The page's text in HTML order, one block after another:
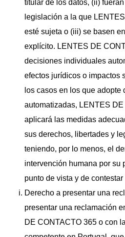
titular de los datos, (ii)
legislación a la que
esté sujeta o (iii) se basen
explícito. LENTES DE
decisiones individuales
efectos jurídicos o impactos
los casos en los que
automatizadas, LENTES
aplicará las medidas
sus derechos, libertades y
teniendo, por lo menos, el
intervención humana por su
punto de vista y de
Derecho a presentar una
presentar una reclamación
DE CONTACTO 365 o con